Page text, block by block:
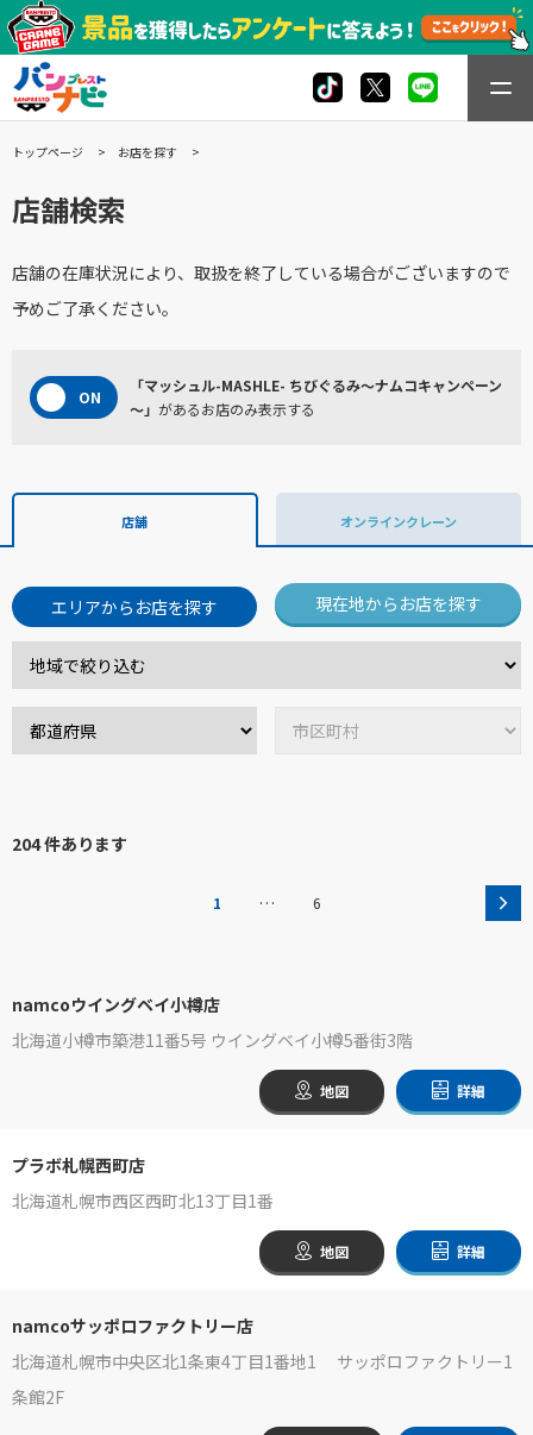
トップページ お店を探す
店舗検索
店舗の在庫状況により、取扱を終了している場合がございますので
予めご了承ください。
「マッシュル-MASHLE- ちびぐるみ～ナムコキャンペーン
～」 があるお店のみ表示する
店舗 オンラインクレーン
エリアからお店を探す 現在地からお店を探す
204 件あります
1 … 6
namcoウイングベイ小樽店
北海道小樽市築港11番5号 ウイングベイ小樽5番街3階
地図 詳細
プラボ札幌西町店
北海道札幌市西区西町北13丁目1番
地図 詳細
namcoサッポロファクトリー店
北海道札幌市中央区北1条東4丁目1番地1 サッポロファクトリー1
条館2F